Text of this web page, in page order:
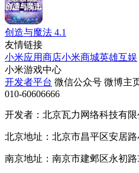
创造与魔法 4.1
友情链接
小米应用商店小米商城英雄互娱
小米游戏中心
开发者平台 微信公众号 微博主
010-60606666
开发者：北京瓦力网络科技有限
北京地址：北京市昌平区安居
南京地址：南京市建邺区永初